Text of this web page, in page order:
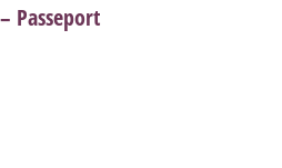
Passeport